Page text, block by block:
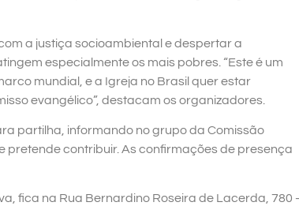
a justiça socioambiental e despertar a
especialmente os mais pobres. “Este é um
mundial, e a Igreja no Brasil quer estar
evangélico”, destacam os organizadores.
partilha, informando no grupo da Comissão
contribuir. As confirmações de presença
fica na Rua Bernardino Roseira de Lacerda, 780